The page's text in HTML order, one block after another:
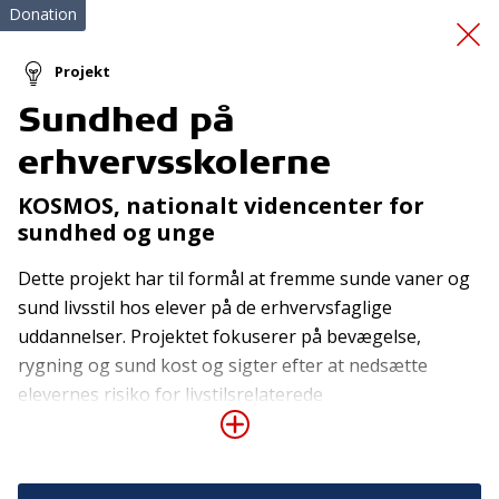
Redningsveste
Donation
Projekt
Sundhed på
erhvervsskolerne
KOSMOS, nationalt videncenter for
sundhed og unge
Dette projekt har til formål at fremme sunde vaner og
sund livsstil hos elever på de erhvervsfaglige
uddannelser. Projektet fokuserer på bevægelse,
rygning og sund kost og sigter efter at nedsætte
elevernes risiko for livstilsrelaterede
sundhedsproblematikker såsom diabetes og
allerede med bevægelse og sundhed, men både ledelse
Tilmeld nyhedsbrev
De seneste nyheder om TrygFondens og TryghedsGruppens
aktiviteter direkte i din indbakke.